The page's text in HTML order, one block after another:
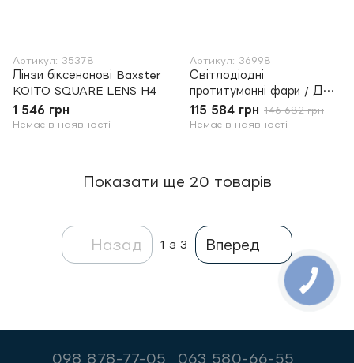
Артикул: 35378
Лінзи біксенонові Baxster
KOITO SQUARE LENS H4
1 546 грн
Немає в наявності
Артикул: 36998
Світлодіодні
протитуманні фари / ДХВ
Baxster B290 90mm
115 584 грн 146 682 грн
Немає в наявності
Показати ще 20 товарів
Назад 1 з 3 Вперед
098 878-77-05 063 580-66-55